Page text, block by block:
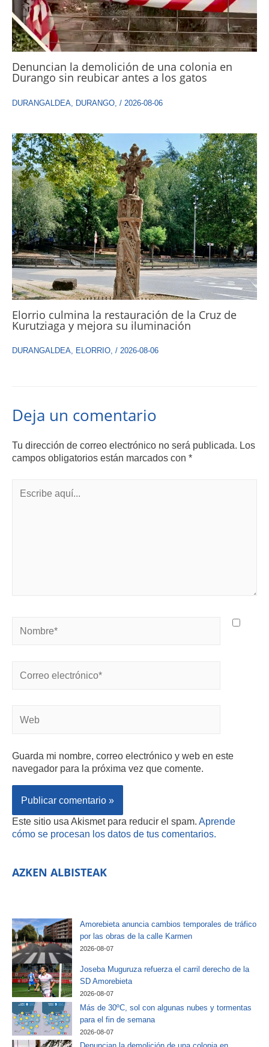
Denuncian la demolición de una colonia en
Durango sin reubicar antes a los gatos
DURANGALDEA DURANGO / 2026-08-06
Elorrio culmina la restauración de la Cruz de
Kurutziaga y mejora su iluminación
DURANGALDEA, ELORRIO, / 2026-08-06
Deja un comentario
Tu dirección de correo electrónico no será publicada. Los
campos obligatorios están marcados con *
Guarda mi nombre, correo electrónico y web en este
navegador para la próxima vez que comente.
Este sitio usa Akismet para reducir el spam. Aprende
cómo se procesan los datos de tus comentarios.
AZKEN ALBISTEAK
Amorebieta anuncia cambios temporales de tráfico
por las obras de la calle Karmen
2026-08-07
Joseba Muguruza refuerza el carril derecho de la
SD Amorebieta
2026-08-07
Más de 30ºC, sol con algunas nubes y tormentas
para el fin de semana
2026-08-07